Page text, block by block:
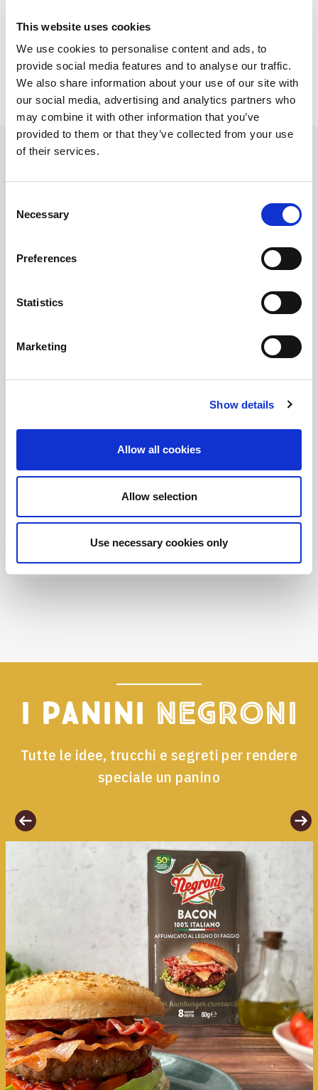
This website uses cookies
We use cookies to personalise content and ads, to
provide social media features and to analyse our traffic.
We also share information about your use of our site with
our social media, advertising and analytics partners who
may combine it with other information that you’ve
provided to them or that they’ve collected from your use
of their services.
Selection
Necessary
Preferences
Statistics
Marketing
Show details
Allow all cookies
Allow selection
Use necessary cookies only
croccante, aggiungete poi la banana e completate
con la seconda fetta di pane tostato e imburrato.
Prodotti
I panini Negroni
Tutte le idee, trucchi e segreti per rendere
speciale un panino